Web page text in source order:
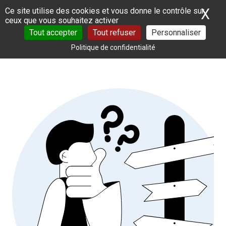
Panneau de gestion des cookies
Ce site utilise des cookies et vous donne le contrôle sur
ceux que vous souhaitez activer
Tout accepter
Tout refuser Personnaliser
Politique de confidentialité
X